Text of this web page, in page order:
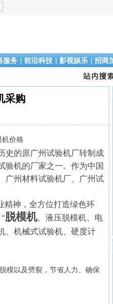
服务 | 前沿科技 | 影视娱乐 | 招商
采购
机价格
史的原广州试验机厂转制成
验机的厂家之一。作为中国
广州材料试验机厂、广州试
精神，全方位打造绿色环
脱模机、液压脱模机、电
、机械式试验机、硬度计
模以及劈裂 ，节省人力、确保